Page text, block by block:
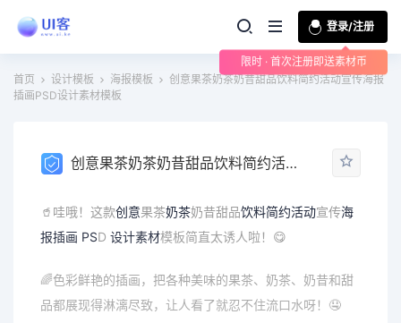
登录/注册
限时 · 首次注册即送素材币
首页
设计模板 海报模板
创意果茶奶茶奶昔甜品饮料简约活动宣传海报
插画PSD设计素材模板
创意果茶奶茶奶昔甜品饮料简约活动宣传海报插画PSD设计素材模板
🥤哇哦！这款创意果茶奶茶奶昔甜品饮料简约活动宣传海
报插画 PSD 设计素材模板简直太诱人啦！😋
🌈色彩鲜艳的插画，把各种美味的果茶、奶茶、奶昔和甜
品都展现得淋漓尽致，让人看了就忍不住流口水呀！🤤